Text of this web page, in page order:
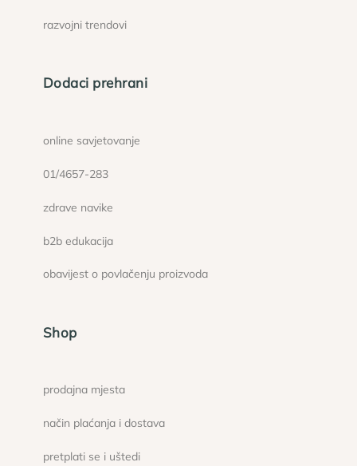
razvojni trendovi
Dodaci prehrani
online savjetovanje
01/4657-283
zdrave navike
b2b edukacija
obavijest o povlačenju proizvoda
Shop
prodajna mjesta
način plaćanja i dostava
pretplati se i uštedi